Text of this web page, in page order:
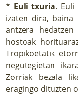
* Euli txuria. Euli
izaten dira, baina
antzera
hostoak
Tropikoetatik
negutegietan
Zorriak bezala
eragingo dituzten